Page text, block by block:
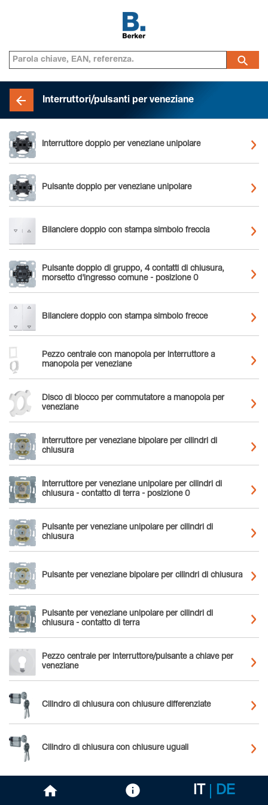
Interruttori/pulsanti per veneziane
Interruttore doppio per veneziane unipolare
Pulsante doppio per veneziane unipolare
Bilanciere doppio con stampa simbolo freccia
Pulsante doppio di gruppo, 4 contatti di chiusura,
morsetto d'ingresso comune - posizione 0
Bilanciere doppio con stampa simbolo frecce
Pezzo centrale con manopola per interruttore a
manopola per veneziane
Disco di blocco per commutatore a manopola per
veneziane
Interruttore per veneziane bipolare per cilindri di
chiusura
Interruttore per veneziane unipolare per cilindri di
chiusura - contatto di terra - posizione 0
Pulsante per veneziane unipolare per cilindri di
chiusura
Pulsante per veneziane bipolare per cilindri di chiusura
Pulsante per veneziane unipolare per cilindri di
chiusura - contatto di terra
Pezzo centrale per interruttore/pulsante a chiave per
veneziane
Cilindro di chiusura con chiusure differenziate
Cilindro di chiusura con chiusure uguali
IT DE